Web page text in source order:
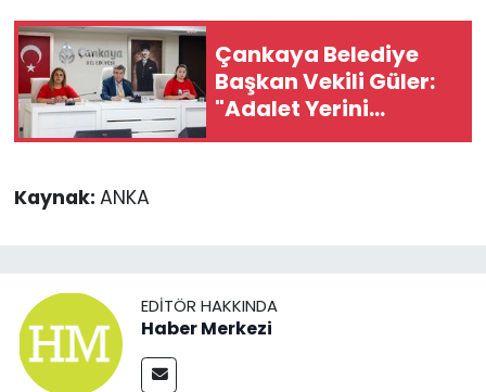
Çankaya Belediye
Başkan Vekili Güler:
"Adalet Yerini
Bulacak, Tüm
Kaynak: ANKA
EDITÖR HAKKINDA
Haber Merkezi